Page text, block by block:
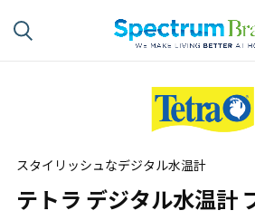
スタイリッシュなデジタル水温計
テトラ デジタル水温計